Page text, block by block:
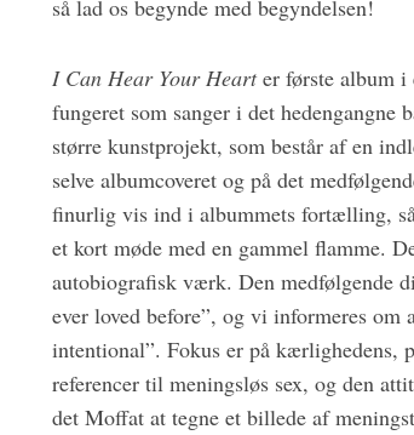
så lad os begynde med begyndelsen!
I Can Hear Your Hearter første album i
fungeret som sanger i det
større kunstprojekt, som består af en
selve albumcoveret og på det
finurlig vis ind i albummets fortælling,
et kort møde med en gammel flamme.
autobiografisk værk. Den medfølgende
ever loved before”, og vi informeres
intentional”. Fokus er på kærlighedens,
referencer til meningsløs sex, og den
det Moffat at tegne et billede af